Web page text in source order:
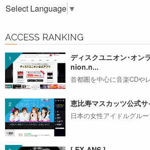
Select Language ▼
ACCESS RANKING
ディスクユニオン･オン
nion.n...
首都圏を中心に音楽CDや
恵比寿マスカッツ公式サ
日本の女性アイドルグル